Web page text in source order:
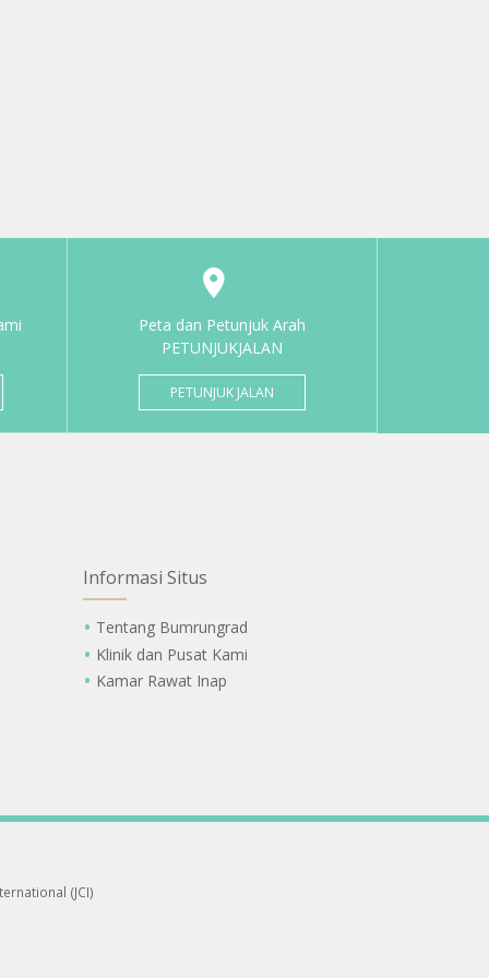
Peta dan Petunjuk Arah
PETUNJUKJALAN
PETUNJUK JALAN
Informasi Situs
Tentang Bumrungrad
Klinik dan Pusat Kami
Kamar Rawat Inap
(JCI)